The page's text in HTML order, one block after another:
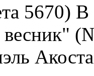
5670) В